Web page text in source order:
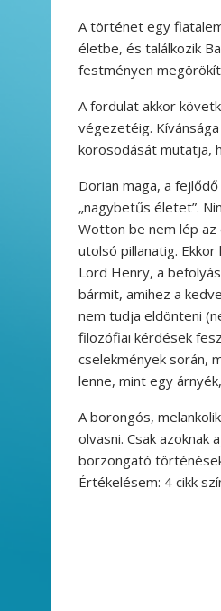
A történet egy
életbe, és találkozik
festményen
A fordulat akkor
végezetéig.
korosodását mutatja,
Dorian maga, a
„nagybetűs életet”.
Wotton be nem lép
utolsó pillanatig.
Lord Henry, a
bármit, amihez a
nem tudja eldönteni
filozófiai kérdések
cselekmények során,
lenne, mint egy
A borongós,
olvasni. Csak azoknak
borzongató
Értékelésem: 4 cikk